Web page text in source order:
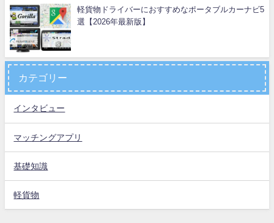
軽貨物ドライバーにおすすめなポータブルカーナビ5
選【2026年最新版】
カテゴリー
インタビュー
マッチングアプリ
基礎知識
軽貨物